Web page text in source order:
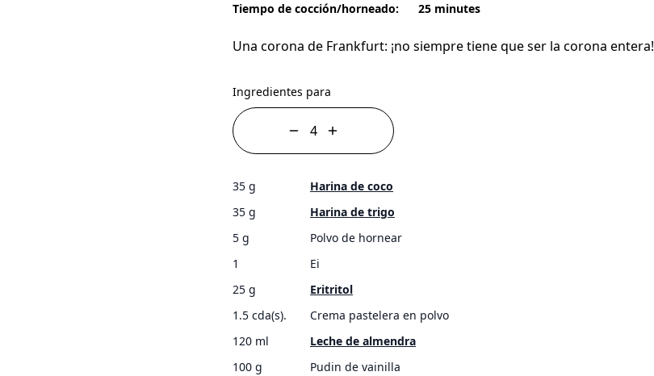
Tiempo de cocción/horneado:
25 minutes
Una corona de Frankfurt: ¡no siempre tiene que ser la corona entera!
Ingredientes para
35 g
Harina de coco
35 g
Harina de trigo
5 g
Polvo de hornear
1
Ei
25 g
Eritritol
1.5 cda(s).
Crema pastelera en polvo
120 ml
Leche de almendra
100 g
Pudin de vainilla